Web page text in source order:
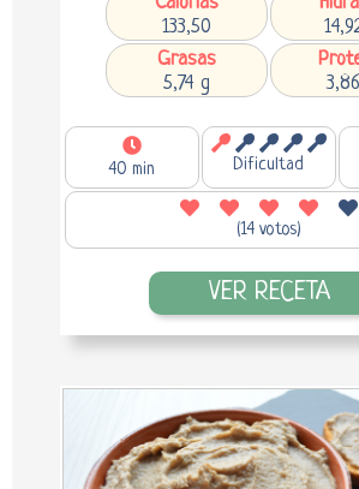
133,50
Grasas
5,74 g
40 min Dificultad
(14 votos)
VER RECETA